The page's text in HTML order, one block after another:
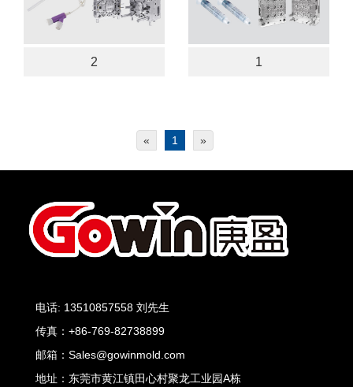
2 1
« 1 »
电话: 13510857558 刘先生
传真：+86-769-82738899
邮箱：Sales@gowinmold.com
地址：东莞市黄江镇田心村聚龙工业园A栋